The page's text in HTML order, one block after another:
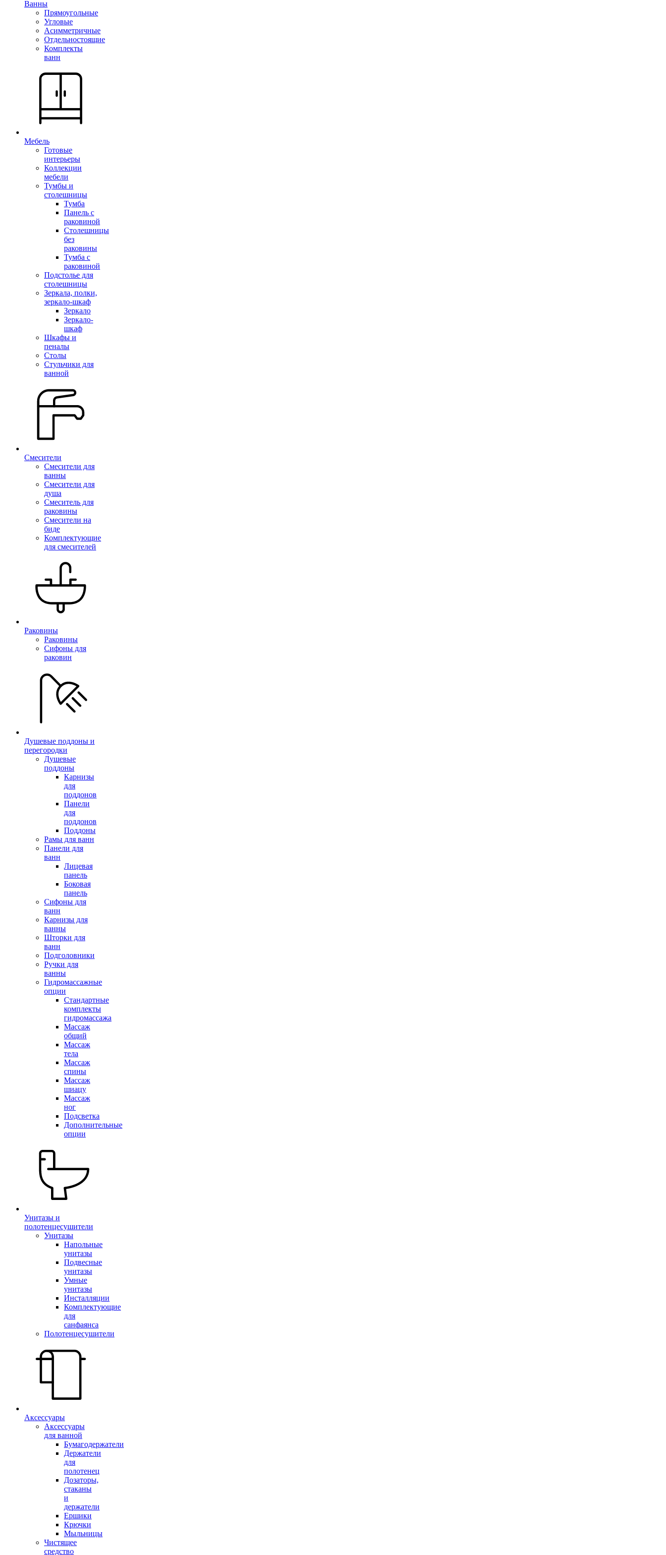
Ванны
Прямоугольные
Угловые
Асимметричные
Отдельностоящие
Комплекты
ванн
Мебель
Готовые
интерьеры
Коллекции
мебели
Тумбы и
столешницы
Тумба
Панель с
раковиной
Столешницы
без
раковины
Тумба с
раковиной
Подстолье для
столешницы
Зеркала, полки,
зеркало-шкаф
Зеркало
Зеркало-
шкаф
Шкафы и
пеналы
Столы
Стульчики для
ванной
Смесители
Смесители для
ванны
Смесители для
душа
Смеситель для
раковины
Смесители на
биде
Комплектующие
для смесителей
Раковины
Раковины
Сифоны для
раковин
Душевые поддоны и
перегородки
Душевые
поддоны
Карнизы
для
поддонов
Панели
для
поддонов
Поддоны
Рамы для ванн
Панели для
ванн
Лицевая
панель
Боковая
панель
Сифоны для
ванн
Карнизы для
ванны
Шторки для
ванн
Подголовники
Ручки для
ванны
Гидромассажные
опции
Стандартные
комплекты
гидромассажа
Массаж
общий
Массаж
тела
Массаж
спины
Массаж
шиацу
Массаж
ног
Подсветка
Дополнительные
опции
Унитазы и
полотенцесушители
Унитазы
Напольные
унитазы
Подвесные
унитазы
Умные
унитазы
Инсталляции
Комплектующие
для
санфаянса
Полотенцесушители
Аксессуары
Аксессуары
для ванной
Бумагодержатели
Держатели
для
полотенец
Дозаторы,
стаканы
и
держатели
Ершики
Крючки
Мыльницы
Чистящее
средство